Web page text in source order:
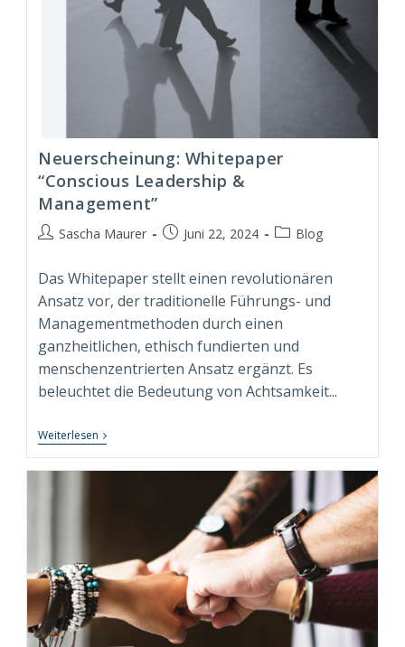
Neuerscheinung: Whitepaper
“Conscious Leadership &
Management”
Beitrags-
Sascha Maurer
BeitragJuni 22, 2024
Beitrags-
Blog
Das Whitepaper stellt einen revolutionären
Ansatz vor, der traditionelle Führungs- und
Managementmethoden durch einen
ganzheitlichen, ethisch fundierten und
menschenzentrierten Ansatz ergänzt. Es
beleuchtet die Bedeutung von Achtsamkeit...
Weiterlesen Neuerscheinung:
Whitepaper